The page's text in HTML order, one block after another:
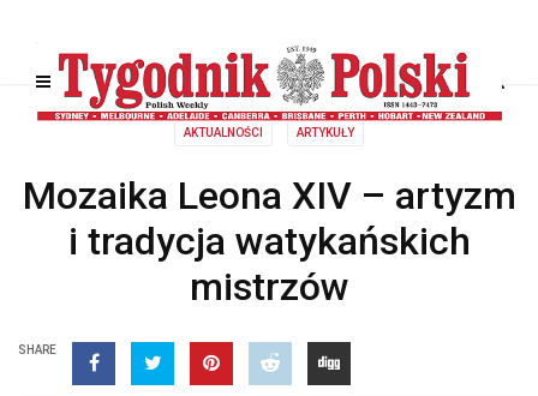
AKTUALNOŚCI ARTYKUŁY
Mozaika Leona XIV – artyzm
i tradycja watykańskich
mistrzów
SHARE